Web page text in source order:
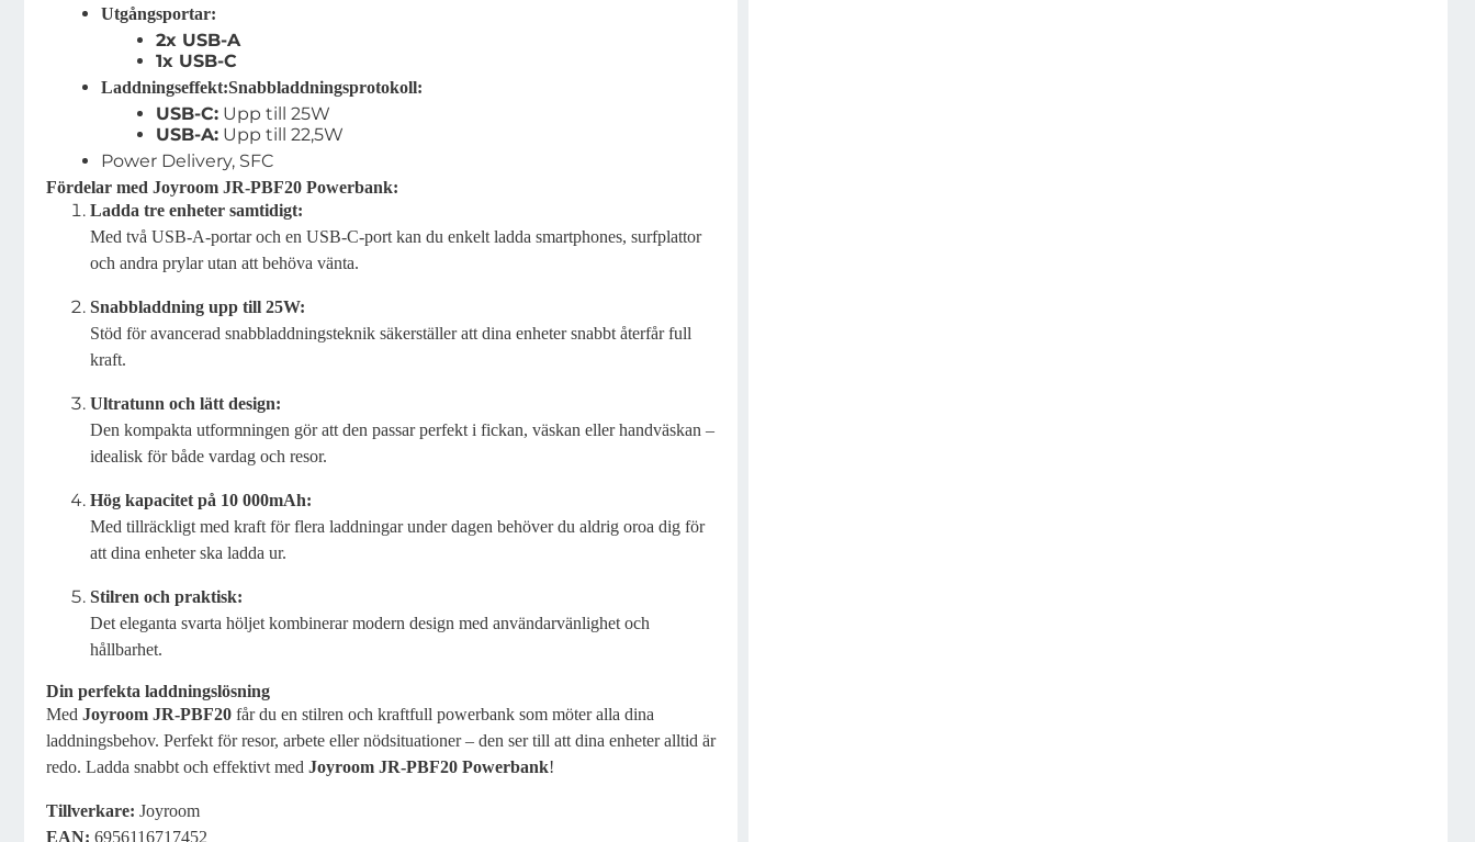
Utgångsportar:
2x USB-A
1x USB-C
Laddningseffekt:Snabbladdningsprotokoll:
USB-C: Upp till 25W
USB-A: Upp till 22,5W
Power Delivery, SFC
Fördelar med Joyroom JR-PBF20 Powerbank:
Ladda tre enheter samtidigt:
Med två USB-A-portar och en USB-C-port kan du enkelt ladda smartphones, surfplattor
och andra prylar utan att behöva vänta.
Snabbladdning upp till 25W:
Stöd för avancerad snabbladdningsteknik säkerställer att dina enheter snabbt återfår full
kraft.
Ultratunn och lätt design:
Den kompakta utformningen gör att den passar perfekt i fickan, väskan eller handväskan –
idealisk för både vardag och resor.
Hög kapacitet på 10 000mAh:
Med tillräckligt med kraft för flera laddningar under dagen behöver du aldrig oroa dig för
att dina enheter ska ladda ur.
Stilren och praktisk:
Det eleganta svarta höljet kombinerar modern design med användarvänlighet och
hållbarhet.
Din perfekta laddningslösning
Med Joyroom JR-PBF20 får du en stilren och kraftfull powerbank som möter alla dina
laddningsbehov. Perfekt för resor, arbete eller nödsituationer – den ser till att dina enheter alltid är
redo. Ladda snabbt och effektivt med Joyroom JR-PBF20 Powerbank!
Tillverkare: Joyroom
EAN: 6956116717452